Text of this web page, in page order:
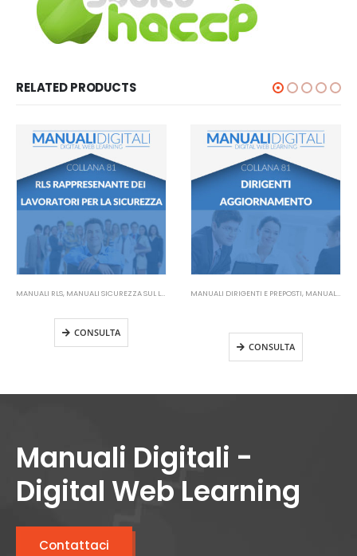
RELATED PRODUCTS
MANUALI RLS, MANUALI SICUREZZA SUL LAVORO
CONSULTA
MANUALI DIRIGENTI E PREPOSTI, MANUALI SICUREZZA SUL LAVORO
CONSULTA
Manuali Digitali -
Digital Web Learning
Contattaci